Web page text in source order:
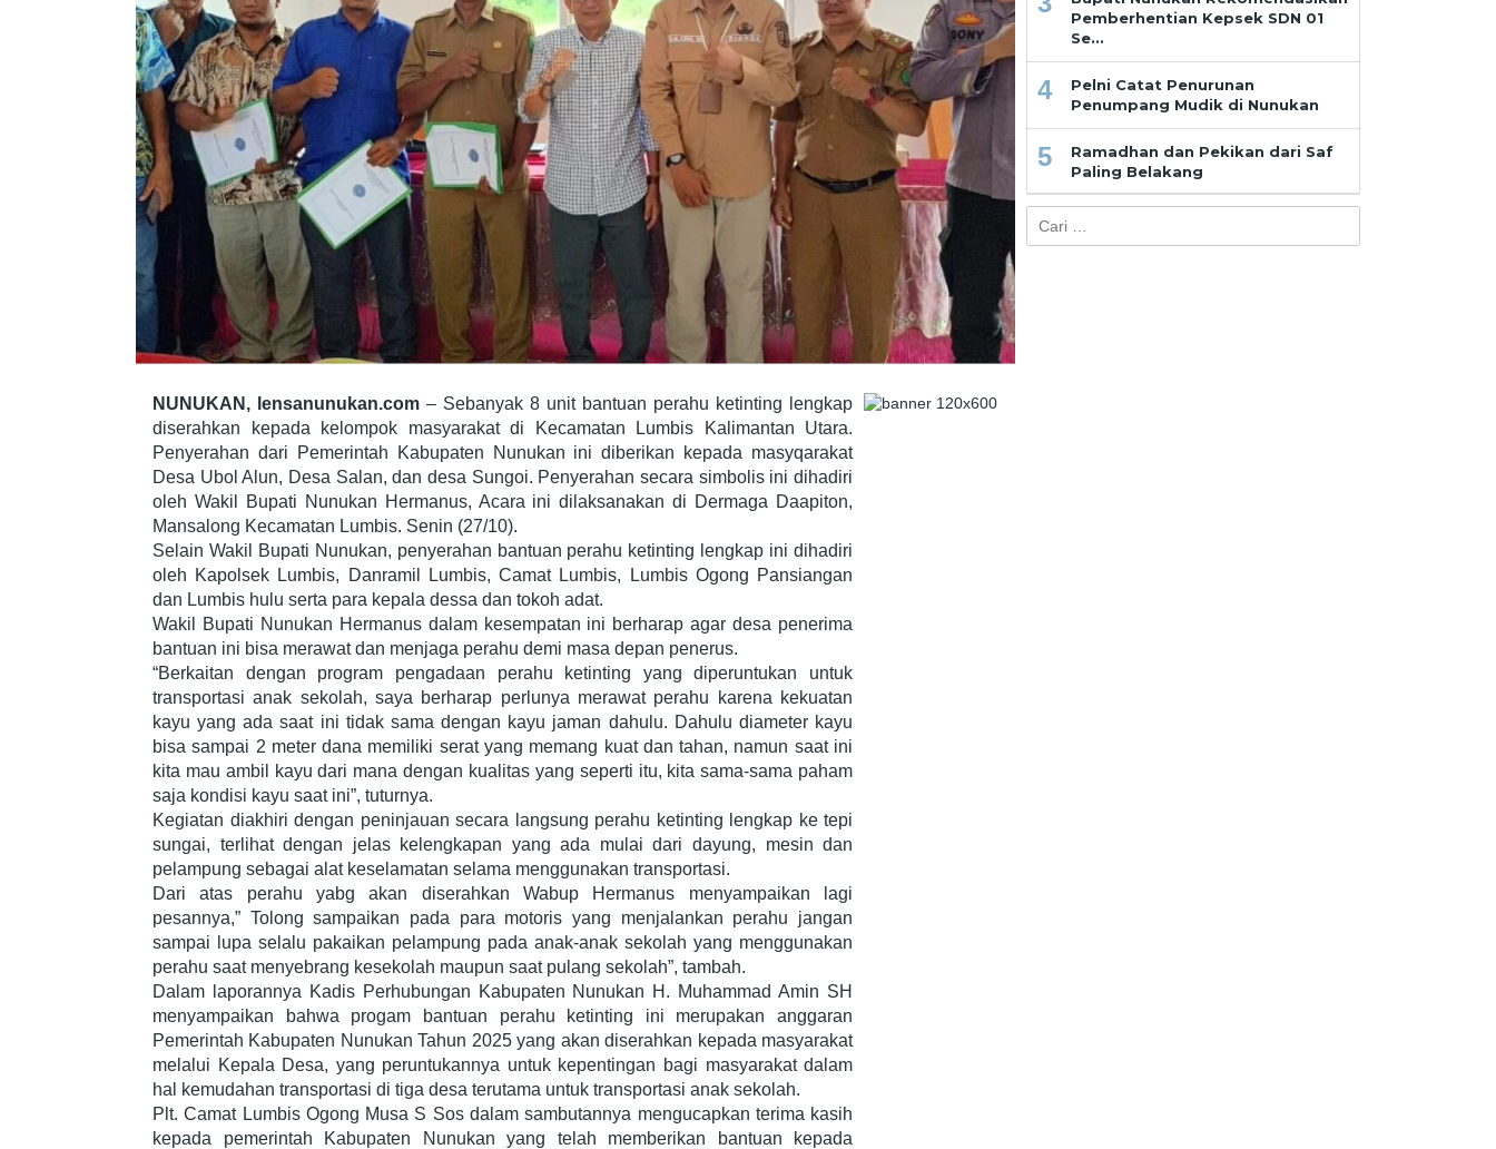
NUNUKAN, lensanunukan.com – Sebanyak 8 unit bantuan perahu ketinting lengkap
diserahkan kepada kelompok masyarakat di Kecamatan Lumbis Kalimantan Utara.
Penyerahan dari Pemerintah Kabupaten Nunukan ini diberikan kepada masyqarakat
Desa Ubol Alun, Desa Salan, dan desa Sungoi. Penyerahan secara simbolis ini dihadiri
oleh Wakil Bupati Nunukan Hermanus, Acara ini dilaksanakan di Dermaga Daapiton,
Mansalong Kecamatan Lumbis. Senin (27/10).
Selain Wakil Bupati Nunukan, penyerahan bantuan perahu ketinting lengkap ini dihadiri
oleh Kapolsek Lumbis, Danramil Lumbis, Camat Lumbis, Lumbis Ogong Pansiangan
dan Lumbis hulu serta para kepala dessa dan tokoh adat.
Wakil Bupati Nunukan Hermanus dalam kesempatan ini berharap agar desa penerima
bantuan ini bisa merawat dan menjaga perahu demi masa depan penerus.
“Berkaitan dengan program pengadaan perahu ketinting yang diperuntukan untuk
transportasi anak sekolah, saya berharap perlunya merawat perahu karena kekuatan
kayu yang ada saat ini tidak sama dengan kayu jaman dahulu. Dahulu diameter kayu
bisa sampai 2 meter dana memiliki serat yang memang kuat dan tahan, namun saat ini
kita mau ambil kayu dari mana dengan kualitas yang seperti itu, kita sama-sama paham
saja kondisi kayu saat ini”, tuturnya.
Kegiatan diakhiri dengan peninjauan secara langsung perahu ketinting lengkap ke tepi
sungai, terlihat dengan jelas kelengkapan yang ada mulai dari dayung, mesin dan
pelampung sebagai alat keselamatan selama menggunakan transportasi.
Dari atas perahu yabg akan diserahkan Wabup Hermanus menyampaikan lagi
pesannya,” Tolong sampaikan pada para motoris yang menjalankan perahu jangan
sampai lupa selalu pakaikan pelampung pada anak-anak sekolah yang menggunakan
perahu saat menyebrang kesekolah maupun saat pulang sekolah”, tambah.
Dalam laporannya Kadis Perhubungan Kabupaten Nunukan H. Muhammad Amin SH
menyampaikan bahwa progam bantuan perahu ketinting ini merupakan anggaran
Pemerintah Kabupaten Nunukan Tahun 2025 yang akan diserahkan kepada masyarakat
melalui Kepala Desa, yang peruntukannya untuk kepentingan bagi masyarakat dalam
hal kemudahan transportasi di tiga desa terutama untuk transportasi anak sekolah.
Plt. Camat Lumbis Ogong Musa S Sos dalam sambutannya mengucapkan terima kasih
kepada pemerintah Kabupaten Nunukan yang telah memberikan bantuan kepada
Pemberhentian Kepsek SDN 01
Se…
4
Pelni Catat Penurunan
Penumpang Mudik di Nunukan
5
Ramadhan dan Pekikan dari Saf
Paling Belakang
untuk: